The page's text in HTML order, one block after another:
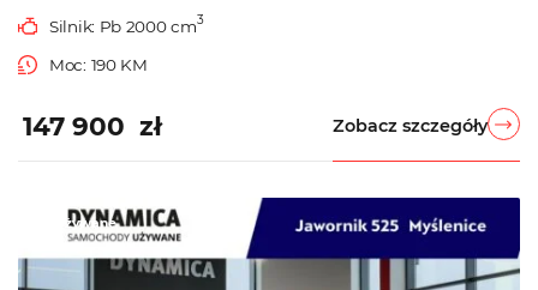
Silnik: Pb 2000 cm3
Moc: 190 KM
147 900 zł Zobacz szczegóły
Używane